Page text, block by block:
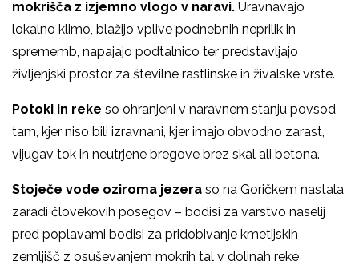
mokrišča z izjemno vlogo v naravi. Uravnavajo
lokalno klimo, blažijo vplive podnebnih neprilik in
sprememb, napajajo podtalnico ter predstavljajo
življenjski prostor za številne rastlinske in živalske vrste.
Potoki in reke so ohranjeni v naravnem stanju povsod
tam, kjer niso bili izravnani, kjer imajo obvodno zarast,
vijugav tok in neutrjene bregove brez skal ali betona.
Stoječe vode oziroma jezera so na Goričkem nastala
zaradi človekovih posegov – bodisi za varstvo naselij
pred poplavami bodisi za pridobivanje kmetijskih
zemljišč z osuševanjem mokrih tal v dolinah reke